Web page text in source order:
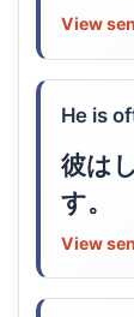
View
He is
彼は
す。
View